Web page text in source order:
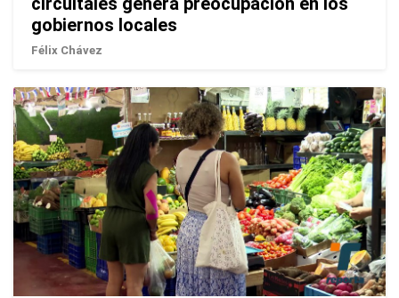
gobiernos locales
Félix Chávez